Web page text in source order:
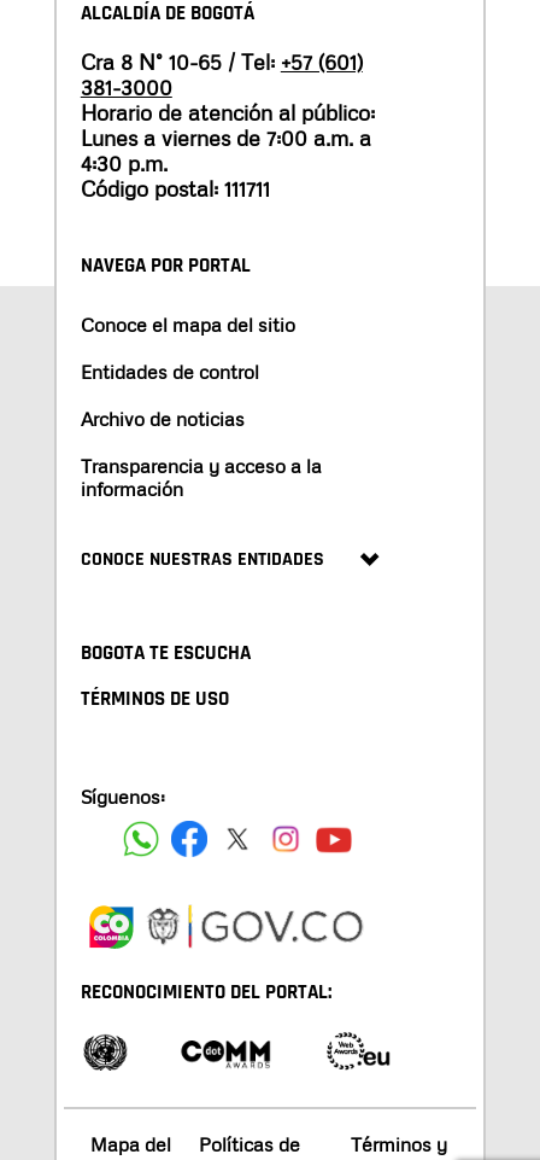
ALCALDÍA DE BOGOTÁ
Cra 8 N° 10-65 / Tel: +57 (601)
381-3000
Horario de atención al público:
Lunes a viernes de 7:00 a.m. a
4:30 p.m.
Código postal: 111711
NAVEGA POR PORTAL
Conoce el mapa del sitio
Entidades de control
Archivo de noticias
Transparencia y acceso a la
información
CONOCE NUESTRAS ENTIDADES
BOGOTA TE ESCUCHA
TÉRMINOS DE USO
Síguenos:
RECONOCIMIENTO DEL PORTAL:
Mapa del
Políticas de
Términos y